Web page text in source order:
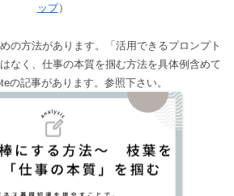
ップ）
の方法があります。「活用できるプロンプト
なく、仕事の本質を掴む方法を具体例含めて
の記事があります。参照下さい。